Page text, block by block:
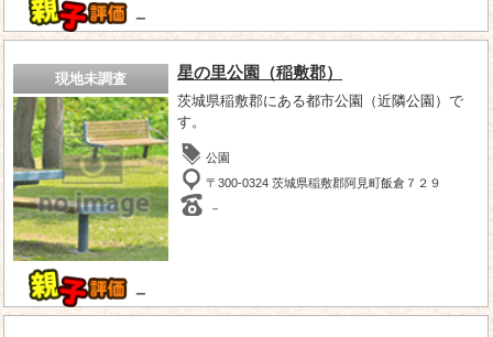
－
現地未調査
－
星の里公園（稲敷郡）
茨城県稲敷郡にある都市公園（近隣公園）で
す。
公園
〒300-0324 茨城県稲敷郡阿見町飯倉７２９
－